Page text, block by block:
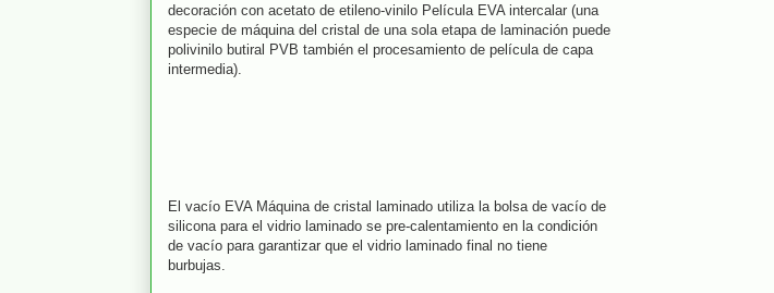
decoración con acetato de etileno-vinilo Película EVA intercalar (una
especie de máquina del cristal de una sola etapa de laminación puede
polivinilo butiral PVB también el procesamiento de película de capa
intermedia).
El vacío EVA Máquina de cristal laminado utiliza la bolsa de vacío de
silicona para el vidrio laminado se pre-calentamiento en la condición
de vacío para garantizar que el vidrio laminado final no tiene
burbujas.